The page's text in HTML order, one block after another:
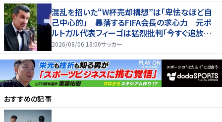
混乱を招いた“W杯売却構想”は「卑怯なほど自
己中心的」 暴落するFIFA会長の求心力 元ポ
ルトガル代表フィーゴは猛烈批判「今すぐ追放す
べきだ」
2026/08/06 18:00サッカー
おすすめの記事